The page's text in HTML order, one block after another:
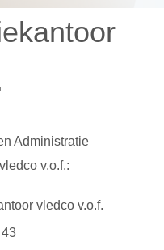
Administratie
v.o.f.:
vledco v.o.f.